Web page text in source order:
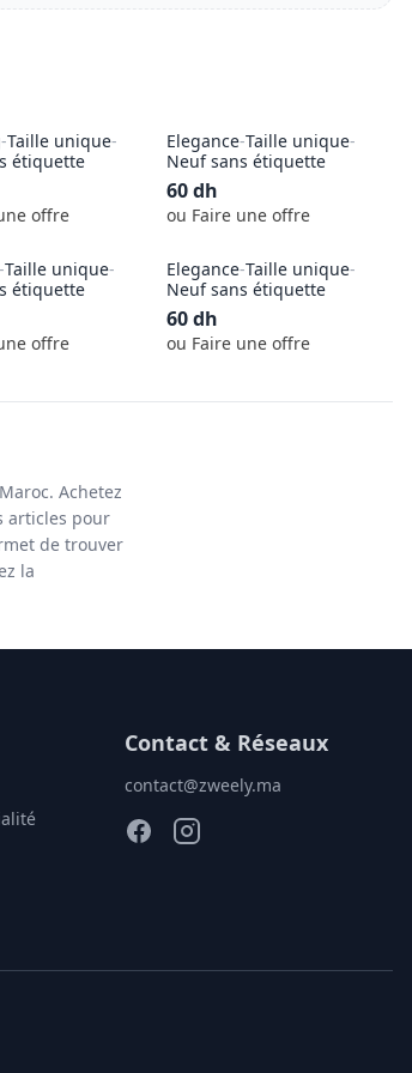
-Taille unique-
étiquette
offre
Elegance-Taille unique-
Neuf sans étiquette
60dh
ou Faire une offre
-Taille unique-
étiquette
offre
Elegance-Taille unique-
Neuf sans étiquette
60dh
ou Faire une offre
Achetez
articles pour
de trouver
la
Contact & Réseaux
contact@zweely.ma